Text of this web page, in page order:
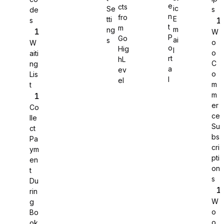
WS Forms
WooCommerce
Easy Digital Downloads
de
s
W
aiti
ng
Lis
t
Co
lle
ct
Pa
ym
en
t
Du
rin
g
Bo
Se
tti
ng
s
cts
fro
m
Go
Hig
hL
ev
el
e
n
t
P
o
rt
a
ic
E
m
ai
s
W
o
o
C
o
m
m
er
ce
Su
bs
cri
pti
on
s
W
o